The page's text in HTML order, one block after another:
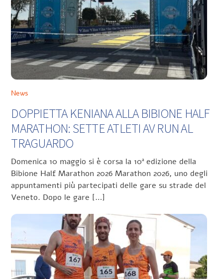
News
DOPPIETTA KENIANA ALLA BIBIONE HALF
MARATHON: SETTE ATLETI AV RUN AL
TRAGUARDO
Domenica 10 maggio si è corsa la 10ª edizione della
Bibione Half Marathon 2026 Marathon 2026, uno degli
appuntamenti più partecipati delle gare su strade del
Veneto. Dopo le gare […]